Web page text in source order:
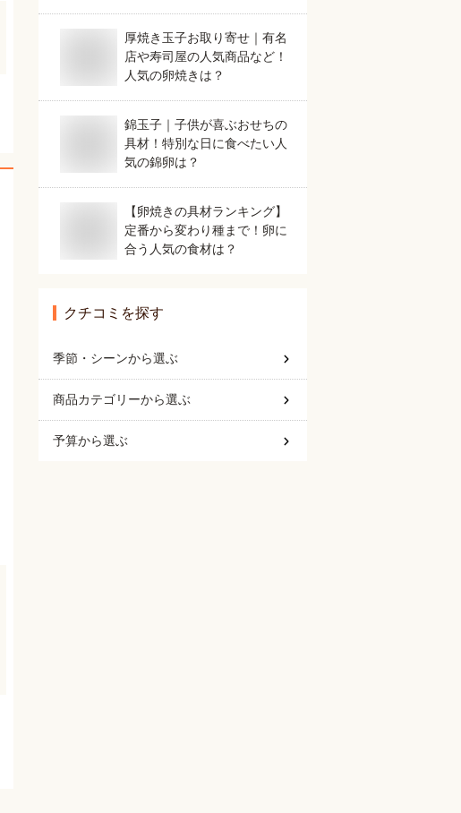
厚焼き玉子お取り寄せ｜有名
店や寿司屋の人気商品など！
人気の卵焼きは？
錦玉子｜子供が喜ぶおせちの
具材！特別な日に食べたい人
気の錦卵は？
【卵焼きの具材ランキング】
定番から変わり種まで！卵に
合う人気の食材は？
クチコミを探す
季節・シーンから選ぶ
商品カテゴリーから選ぶ
予算から選ぶ